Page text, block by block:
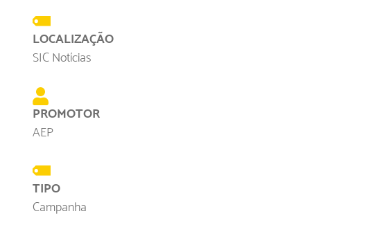
LOCALIZAÇÃO
SIC Notícias
PROMOTOR
AEP
TIPO
Campanha